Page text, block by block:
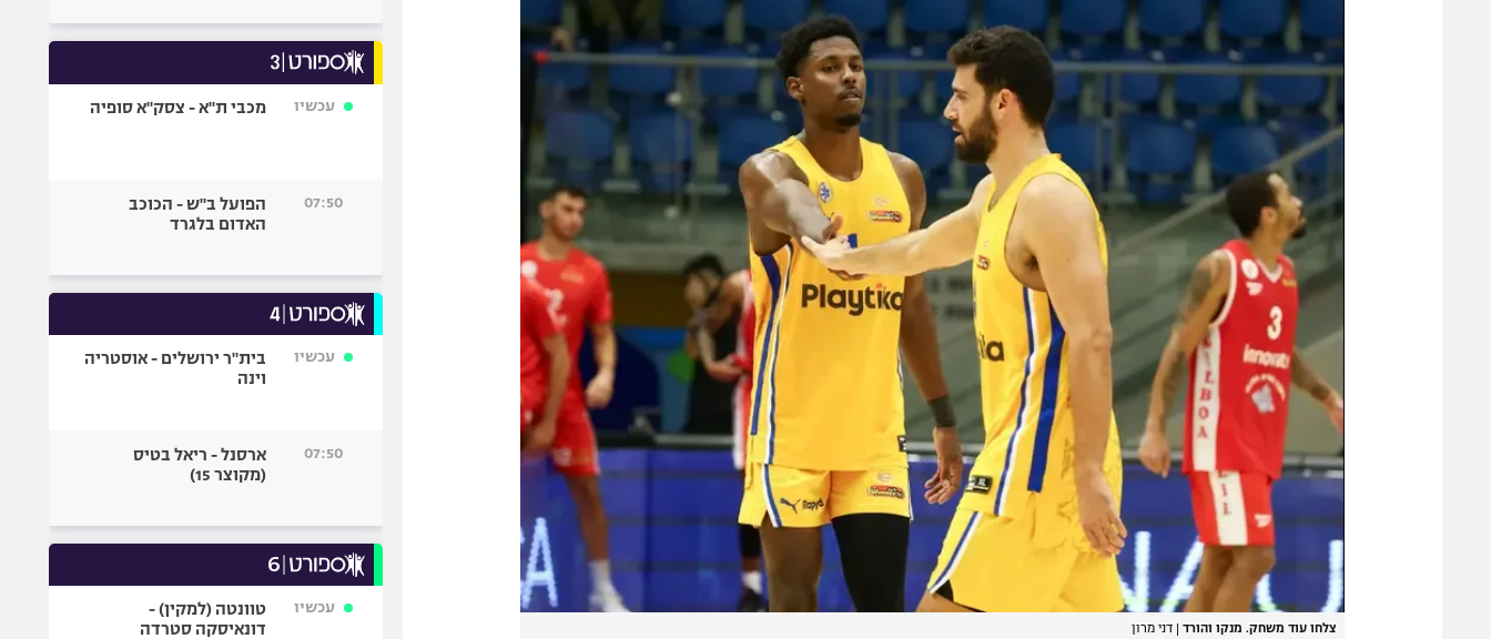
צלחו עוד משחק. מנקו והורד דני מרון
עכשיו מכבי ת"א - צסק"א סופיה
07:50
הפועל ב"ש - הכוכב
האדום בלגרד
עכשיו
בית"ר ירושלים - אוסטריה
וינה
07:50
ארסנל - ריאל בטיס
(מקוצר 15)
עכשיו
טוונטה (למקין) -
דונאיסקה סטרדה